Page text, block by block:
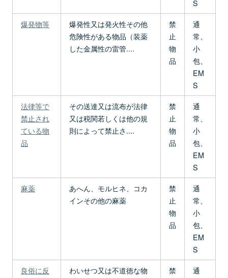
S
爆発物等
爆発性又は発火性その他
危険性がある物品（装薬
した金属性の雷管....
禁
止
物
品
通
常、
小
包、
EM
S
法律等で
禁止され
ている物
品
その送達又は流布が法律
又は税関若しくは他の規
則によって禁止さ....
禁
止
物
品
通
常、
小
包、
EM
S
麻薬
あへん、モルヒネ、コカ
インその他の麻薬
禁
止
物
品
通
常、
小
包、
EM
S
良俗に反
わいせつ又は不道徳な物
禁
通